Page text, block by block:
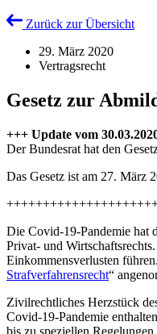
Zurück zur Übersicht
29. März 2020
Vertragsrecht
Gesetz zur
+++ Update vom
Der Bundesrat hat den
Das Gesetz ist am 27. März
Die Covid-19-Pandemie hat
Privat- und
Einkommensverlusten
Strafverfahrensrecht“
Zivilrechtliches Herzstück
Covid-19-Pandemie
bis zu speziellen